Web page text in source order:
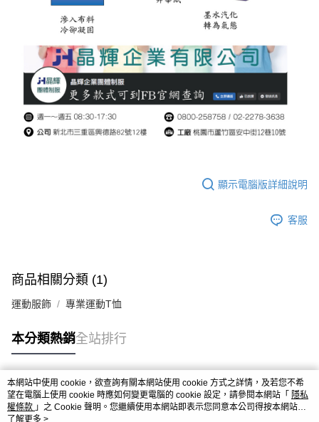
顯示電腦版詳細說明
客服
商品相關分類 (1)
運動服飾 專業運動T恤
本分類熱銷全站排行
熱門標籤
本網站中使用 cookie，欲查詢有關本網站使用 cookie 方式之詳情，及若您不希
望在電腦上使用 cookie 時應如何變更電腦的 cookie 設定，請參閱本網站「 隱私
權條款 」之 Cookie 聲明。您繼續使用本網站即表示您同意本公司得按本網站使
用條款之 Cookie 聲明使用 cookie。
了解更多 >